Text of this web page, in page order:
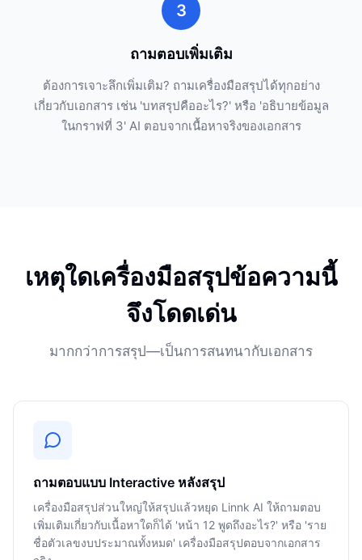
3
ถามตอบเพิ่มเติม
ต้องการเจาะลึกเพิ่มเติม? ถามเครื่องมือสรุปได้ทุกอย่าง
เกี่ยวกับเอกสาร เช่น 'บทสรุปคืออะไร?' หรือ 'อธิบายข้อมูล
ในกราฟที่ 3' AI ตอบจากเนื้อหาจริงของเอกสาร
เหตุใดเครื่องมือสรุปข้อความนี้
จึงโดดเด่น
มากกว่าการสรุป—เป็นการสนทนากับเอกสาร
ถามตอบแบบ Interactive หลังสรุป
เครื่องมือสรุปส่วนใหญ่ให้สรุปแล้วหยุด Linnk AI ให้ถามตอบ
เพิ่มเติมเกี่ยวกับเนื้อหาใดก็ได้ 'หน้า 12 พูดถึงอะไร?' หรือ 'ราย
ชื่อตัวเลขงบประมาณทั้งหมด' เครื่องมือสรุปตอบจากเอกสาร